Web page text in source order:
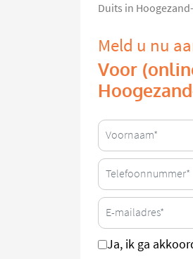
Duits in
Meld u nu
Voor
Ja, ik ga